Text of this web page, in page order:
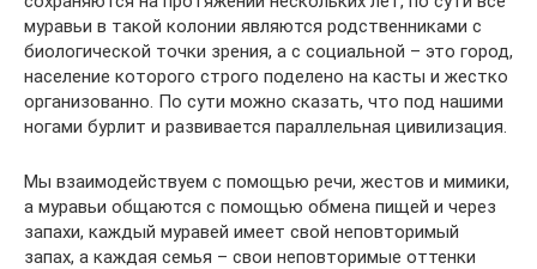
муравьи в такой колонии являются родственниками с
биологической точки зрения, а с социальной – это город,
население которого строго поделено на касты и жестко
организованно. По сути можно сказать, что под нашими
ногами бурлит и развивается параллельная цивилизация.
Мы взаимодействуем с помощью речи, жестов и мимики,
а муравьи общаются с помощью обмена пищей и через
запахи, каждый муравей имеет свой неповторимый
запах, а каждая семья – свои неповторимые оттенки